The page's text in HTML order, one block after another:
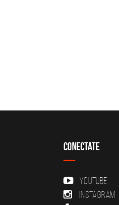
Conectate
YouTube
Instagram